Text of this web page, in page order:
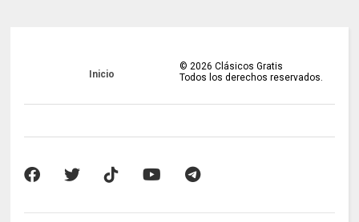
Inicio
© 2026 Clásicos Gratis
Todos los derechos reservados.